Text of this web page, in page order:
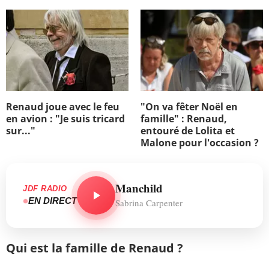
Renaud joue avec le feu
en avion : "Je suis tricard
sur..."
"On va fêter Noël en
famille" : Renaud,
entouré de Lolita et
Malone pour l'occasion ?
JDF RADIO
EN DIRECT
Manchild
Sabrina Carpenter
Qui est la famille de Renaud ?